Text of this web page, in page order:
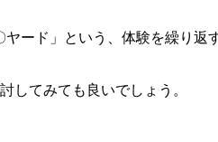
ード」という、体験を繰り返
してみても良いでしょう。